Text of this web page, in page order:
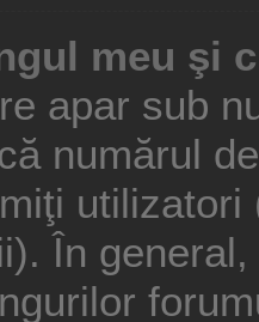
meu şi
apar sub
numărul
În